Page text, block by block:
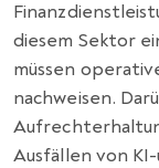
diesem Sektor
müssen
nachweisen.
Ausfällen von